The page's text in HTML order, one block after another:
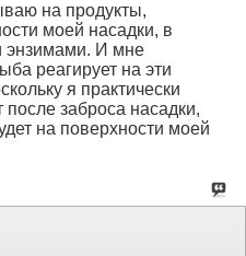
на продукты,
моей насадки, в
энзимами. И мне
реагирует на эти
я практически
после заброса насадки,
на поверхности моей